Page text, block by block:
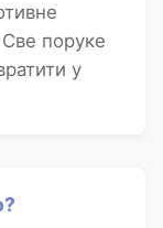
поруке
у